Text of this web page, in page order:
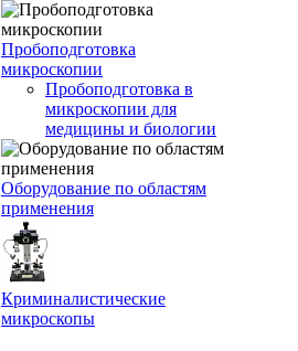
Пробоподготовка
микроскопии
Пробоподготовка в
микроскопии для
медицины и биологии
Оборудование по областям
применения
Криминалистические
микроскопы